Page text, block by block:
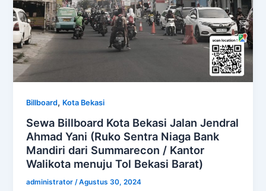
Billboard, Kota Bekasi
Sewa Billboard Kota Bekasi Jalan Jendral
Ahmad Yani (Ruko Sentra Niaga Bank
Mandiri dari Summarecon / Kantor
Walikota menuju Tol Bekasi Barat)
administrator/Agustus 30, 2024